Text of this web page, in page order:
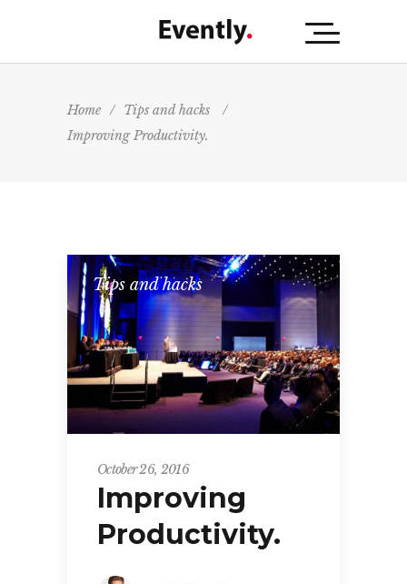
Home / Tips and hacks
/
Improving Productivity.
Tips and hacks
October 26, 2016
Improving
Productivity.